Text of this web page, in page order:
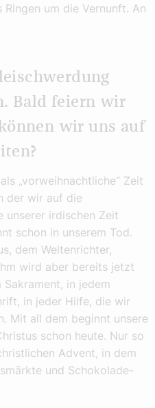
um die Vernunft. An
Bald feiern wir
wir uns auf
„vorweihnachtliche“ Zeit
der wir auf die
unserer irdischen Zeit
schon in unserem Tod.
dem Weltenrichter,
wird aber bereits jetzt
in jedem
in jeder Hilfe, die wir
Mit all dem beginnt unsere
schon heute. Nur so
Advent, in dem
und Schokolade-